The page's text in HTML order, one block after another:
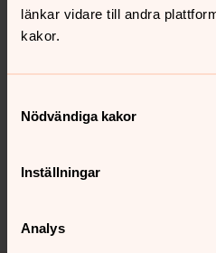
länkar vidare till andra
kakor.
Nödvändiga kakor
Inställningar
Analys
Synpunkter eller